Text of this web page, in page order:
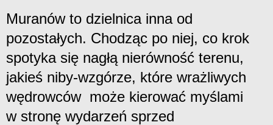
Muranów to dzielnica inna od
pozostałych. Chodząc po niej, co krok
spotyka się nagłą nierówność terenu,
jakieś niby-wzgórze, które wrażliwych
wędrowców może kierować myślami
w stronę wydarzeń sprzed